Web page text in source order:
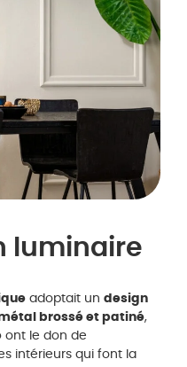
luminaire
adoptait un design
brossé et patiné,
ont le don de
intérieurs qui font la